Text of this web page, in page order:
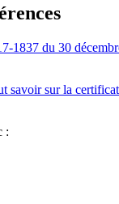
1837 du 30
savoir sur la
: